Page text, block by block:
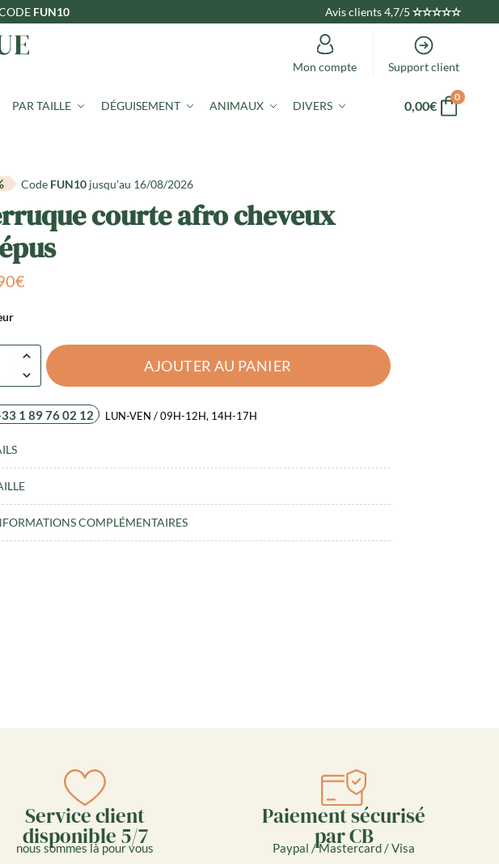
FUN10 Avis clients 4,7/5 ✫✫✫✫✫
Mon compte Support client
PAR TAILLE DÉGUISEMENT ANIMAUX DIVERS
0
0,00€
Code FUN10jusqu'au 16/08/2026
courte afro cheveux
€
AJOUTER AU PANIER
1 89 76 02 12 LUN-VEN / 09H-12H, 14H-17H
COMPLÉMENTAIRES
Service client
disponible 5/7
nous sommes là pour vous
Paiement sécurisé
par CB
Paypal / Mastercard / Visa